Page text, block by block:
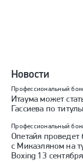
Новости
Профессиональный
Итаума может
Гассиева по
Профессиональный
Опетайя проведет
с Микаэляном на
Boxing 13 сентября